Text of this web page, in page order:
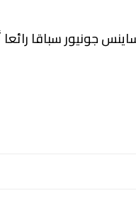
جونيور سباقا رائعا